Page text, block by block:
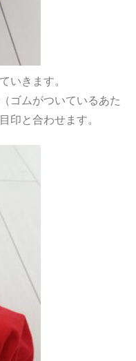
いきます。
ゴムがついているあた
印と合わせます。